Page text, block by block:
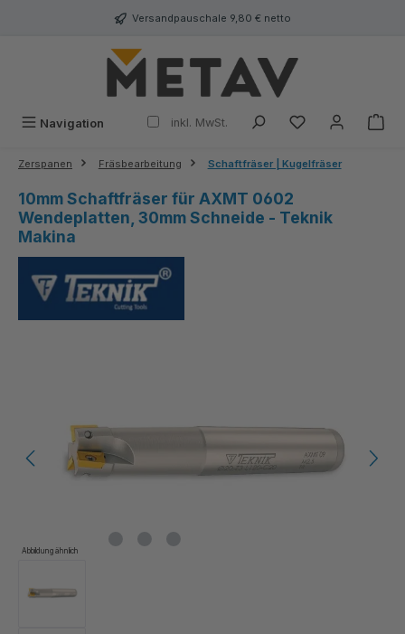
Versandpauschale 9,80 € netto
Navigation inkl. MwSt.
Zerspanen Fräsbearbeitung Schaftfräser | Kugelfräser
10mm Schaftfräser für AXMT 0602
Wendeplatten, 30mm Schneide - Teknik
Makina
Abbildung ähnlich